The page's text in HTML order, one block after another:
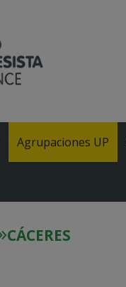
Agrupaciones UP
CÁCERES